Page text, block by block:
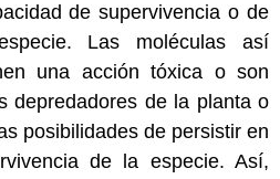
de supervivencia o de
Las moléculas así
una acción tóxica o son
depredadores de la planta o
posibilidades de persistir en
de la especie. Así,